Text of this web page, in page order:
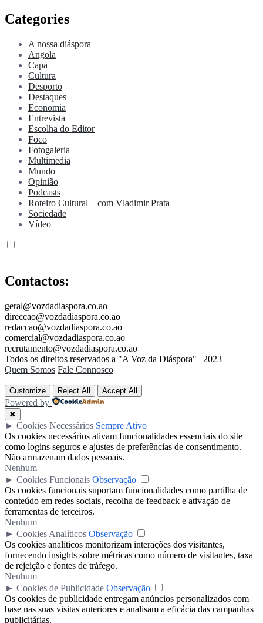
Categories
A nossa diáspora
Angola
Capa
Cultura
Desporto
Destaques
Economia
Entrevista
Escolha do Editor
Foco
Fotogaleria
Multimedia
Mundo
Opinião
Podcasts
Roteiro Cultural – com Vladimir Prata
Sociedade
Vídeo
Contactos:
geral@vozdadiaspora.co.ao
direccao@vozdadiaspora.co.ao
redaccao@vozdadiaspora.co.ao
comercial@vozdadiaspora.co.ao
recrutamento@vozdadiaspora.co.ao
Todos os direitos reservados a "A Voz da Diáspora" | 2023
Quem Somos Fale Connosco
Customize Reject All Accept All
Powered by
✖
► Cookies Necessários Sempre Ativo
Os cookies necessários ativam funcionalidades essenciais do site
como logins seguros e ajustes de preferências de consentimento.
Não armazenam dados pessoais.
Nenhum
► Cookies Funcionais Observação
Os cookies funcionais suportam funcionalidades como partilha de
conteúdo em redes sociais, recolha de feedback e ativação de
ferramentas de terceiros.
Nenhum
► Cookies Analíticos Observação
Os cookies analíticos monitorizam interações dos visitantes,
fornecendo insights sobre métricas como número de visitantes, taxa
de rejeição e fontes de tráfego.
Nenhum
► Cookies de Publicidade Observação
Os cookies de publicidade entregam anúncios personalizados com
base nas suas visitas anteriores e analisam a eficácia das campanhas
publicitárias.